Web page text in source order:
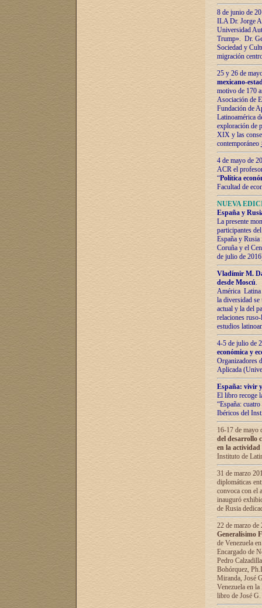
8 de junio de
ILA Dr. Jorge
Universidad
Trump». Dr.
Sociedad y
migración
25 y 26 de
mexicano-
motivo de 170
Asociación de
Fundación de
Latinoamérica
exploración de
XIX y las
contemporáneo
4 de mayo de
ACR el
“Política
Facultad de
NUEVA
España y
La presente
participantes
España y
Coruña y el
de julio de
Vladímir М.
desde Moscú.
América Latina
la diversidad
actual у lа del
relaciones
estudios
4-5 de julio de
económica y
Organizadores
Aplicada
España: vivir
El libro recoge
“España:
Ibéricos del
16-17 de mayo
del desarrollo
en la
Instituto de
31 de marzo
diplomáticas
convoca con el
inauguró
de Rusia
22 de marzo
Generalísimo
de Venezuela
Encargado de
Pedro
Bohórquez,
Miranda, José
Venezuela en
libro de José